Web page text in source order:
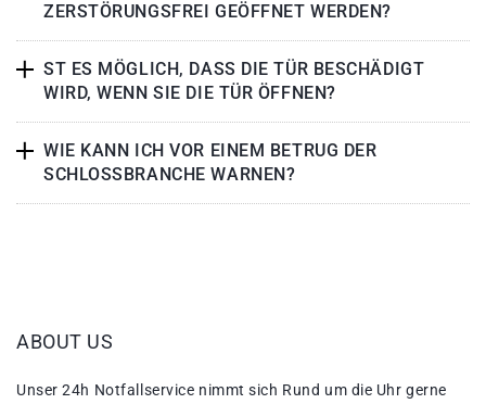
ZERSTÖRUNGSFREI GEÖFFNET WERDEN?
ST ES MÖGLICH, DASS DIE TÜR BESCHÄDIGT
WIRD, WENN SIE DIE TÜR ÖFFNEN?
WIE KANN ICH VOR EINEM BETRUG DER
SCHLOSSBRANCHE WARNEN?
ABOUT US
Unser 24h Notfallservice nimmt sich Rund um die Uhr gerne